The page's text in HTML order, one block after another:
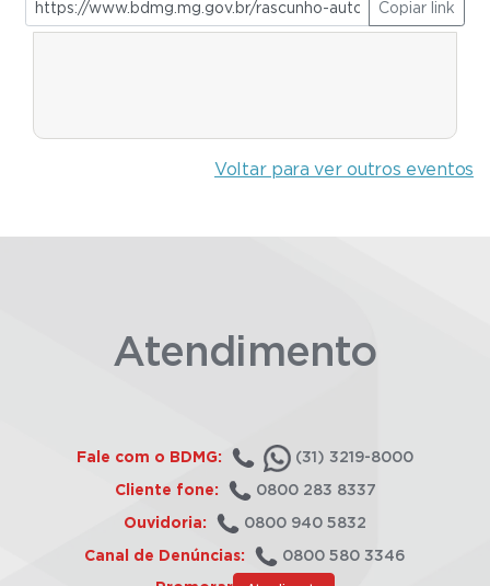
Copiar link
Voltar para ver outros eventos
Atendimento
Fale com o BDMG: (31) 3219-8000
Cliente fone: 0800 283 8337
Ouvidoria: 0800 940 5832
Canal de Denúncias: 0800 580 3346